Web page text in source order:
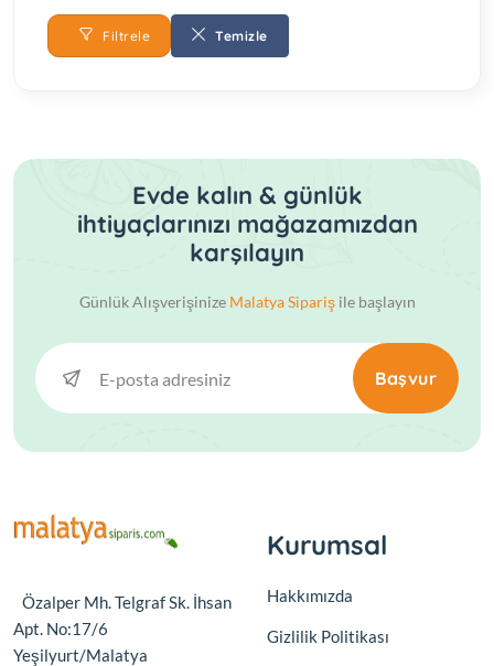
Filtrele Temizle
Evde kalın & günlük
ihtiyaçlarınızı mağazamızdan
karşılayın
Günlük Alışverişinize Malatya Siparişile başlayın
Başvur
Özalper Mh. Telgraf Sk. İhsan
Apt. No:17/6
Yeşilyurt/Malatya
Kurumsal
Hakkımızda
Gizlilik Politikası